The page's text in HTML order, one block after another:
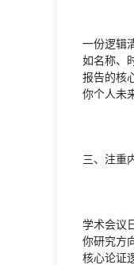
一份逻辑
如名称、
报告的核
你个人未
三、注重
学术会议
你研究方
核心论证